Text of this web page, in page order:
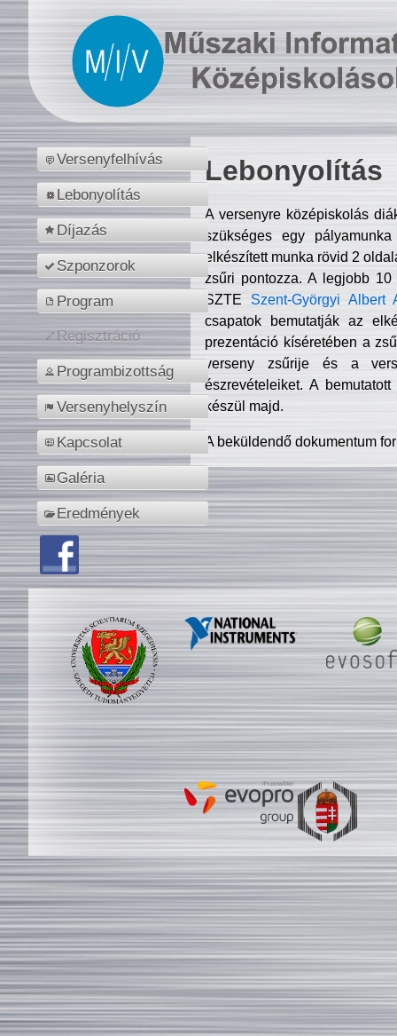
Versenyfelhívás
Lebonyolítás
Díjazás
Szponzorok
Program
Regisztráció
Programbizottság
Versenyhelyszín
Kapcsolat
Galéria
Eredmények
Lebonyolítás
A versenyre középiskolás
szükséges egy
elkészített munka rövid 2
zsűri pontozza. A legjobb
SZTE Szent-Györgyi Albert
csapatok bemutatják az
prezentáció kíséretében a
verseny zsűrije és a
észrevételeiket. A
készül majd.
A beküldendő dokumentum